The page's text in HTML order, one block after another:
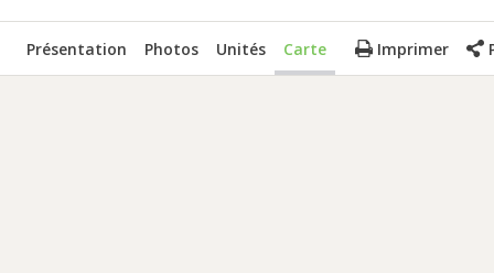
Présentation Photos Unités Carte Imprimer